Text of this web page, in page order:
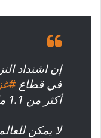
إن اشتداد
في قطاع
أكثر من 1.1 مليون طفل.
لا يمكن